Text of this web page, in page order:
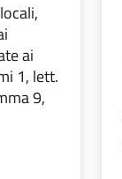
ai
1, lett.
9,